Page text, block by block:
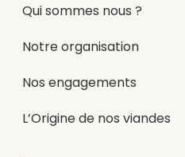
Qui sommes nous ?
Notre organisation
Nos engagements
L’Origine de nos viandes